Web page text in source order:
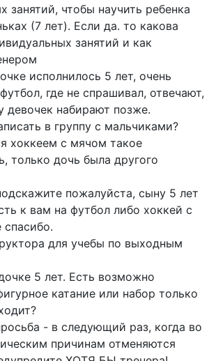
занятий, чтобы научить ребенка
(7 лет). Если да. то какова
занятий и как
исполнилось 5 лет, очень
где не спрашивал, отвечают,
девочек набирают позже.
в группу с мальчиками?
хоккеем с мячом такое
только дочь была другого
пожалуйста, сыну 5 лет
к вам на футбол либо хоккей с
для учебы по выходным
5 лет. Есть возможно
катание или набор только
- в следующий раз, когда во
причинам отменяются